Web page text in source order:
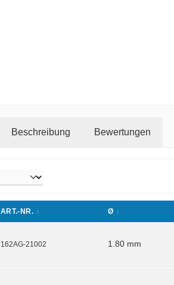
Beschreibung Bewertungen
ART.-NR. Ø
162AG-21002 1.80 mm